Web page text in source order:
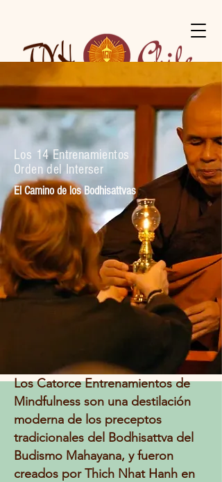
Los 14Entrenamientos
Orden del Interser
El Camino de los Bodhisattvas
Los Catorce Entrenamientos de
Mindfulness son una destilación
moderna de los preceptos
tradicionales del Bodhisattva del
Budismo Mahayana, y fueron
creados por Thich Nhat Hanh en